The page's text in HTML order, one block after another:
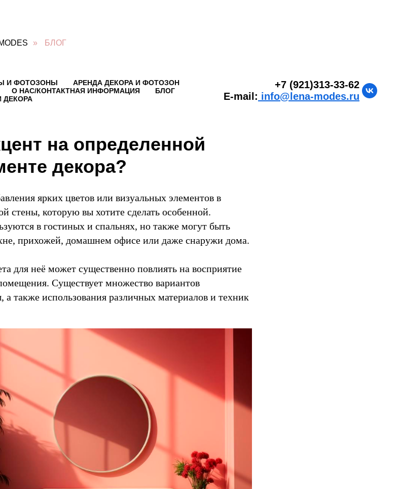
И ФОТОЗОНЫ
АРЕНДА ДЕКОРА И ФОТОЗОН
О НАС/КОНТАКТНАЯ ИНФОРМАЦИЯ
БЛОГ
ДЕКОРА
+7 (921)313-33-62
E-mail: info@lena-modes.ru
» БЛОГ
на определенной
декора?
ярких цветов или визуальных элементов в
стены, которую вы хотите сделать особенной.
в гостиных и спальнях, но также могут быть
прихожей, домашнем офисе или даже снаружи дома.
для неё может существенно повлиять на восприятие
Существует множество вариантов
также использования различных материалов и техник